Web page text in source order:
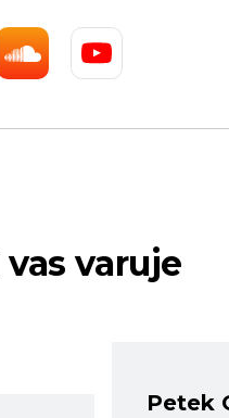
varuje
Petek